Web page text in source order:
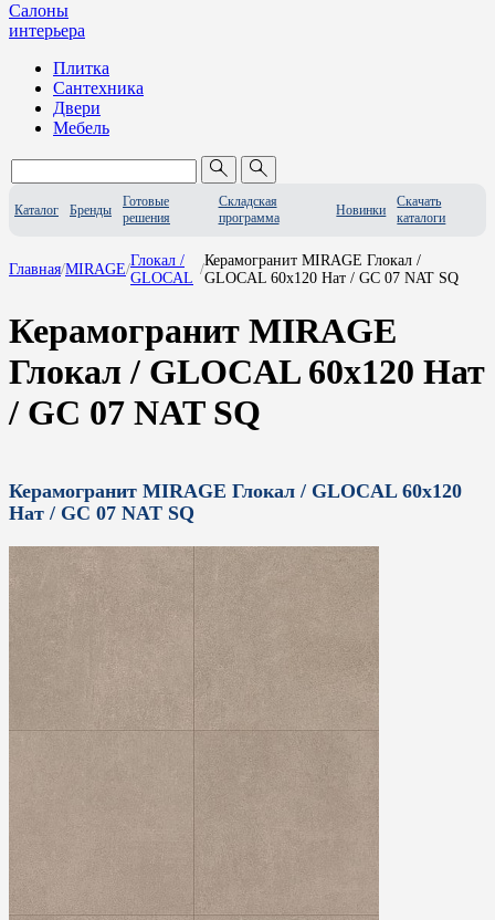
Салоны
интерьера
Плитка
Сантехника
Двери
Мебель
Каталог Бренды
Готовые
решения
Складская
программа
Новинки
Скачать
каталоги
Главная/MIRAGE/
Глокал /
GLOCAL
/
Керамогранит MIRAGE Глокал /
GLOCAL 60x120 Нат / GC 07 NAT SQ
Керамогранит MIRAGE
Глокал / GLOCAL 60x120 Нат
/ GC 07 NAT SQ
Керамогранит MIRAGE Глокал / GLOCAL 60x120
Нат / GC 07 NAT SQ